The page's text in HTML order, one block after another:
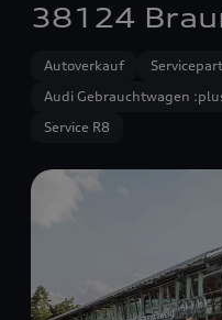
38124
Autoverkauf
Audi Gebrauchtwagen
Service R8